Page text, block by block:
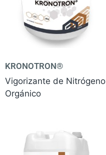
KRONOTRON®
Vigorizante de Nitrógeno
Orgánico